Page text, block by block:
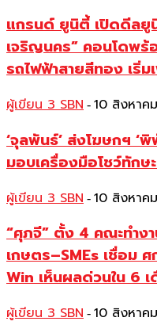
แกรนด์ ยูนิตี้ เปิดดีลยู
เจริญนคร” คอนโดพร้
รถไฟฟ้าสายสีทอง เริ่
ผู้เขียน 3 SBN - 10 สิงหาค
‘จุลพันธ์’ ส่งโฆษกฯ
มอบเครื่องมือโชว์ทักษ
ผู้เขียน 3 SBN - 10 สิงหาค
“ศุภจี” ตั้ง 4 คณะทำง
เกษตร–SMEs เชื่อม
Win เห็นผลด่วนใน 6
ผู้เขียน 3 SBN - 10 สิงหาค